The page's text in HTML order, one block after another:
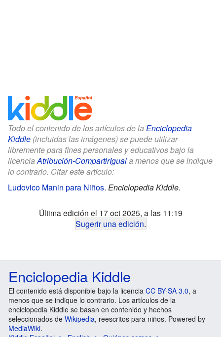
Todo el contenido de los artículos de la Enciclopedia
Kiddle (incluidas las imágenes) se puede utilizar
libremente para fines personales y educativos bajo la
licenciaAtribución-CompartirIguala menos que se indique
lo contrario. Citar este artículo:
Ludovico Manin para Niños. Enciclopedia Kiddle.
Última edición el 17 oct 2025, a las 11:19
Sugerir una edición.
Enciclopedia Kiddle
El contenido está disponible bajo la licencia CC BY-SA 3.0, a
menos que se indique lo contrario. Los artículos de la
enciclopedia Kiddle se basan en contenido y hechos
seleccionados de Wikipedia, reescritos para niños. Powered by
MediaWiki.